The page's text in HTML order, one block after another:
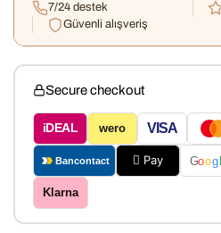
7/24 destek
Güvenli alışveriş
Secure checkout
iDEAL wero VISA
Bancontact  Pay Goog
Klarna